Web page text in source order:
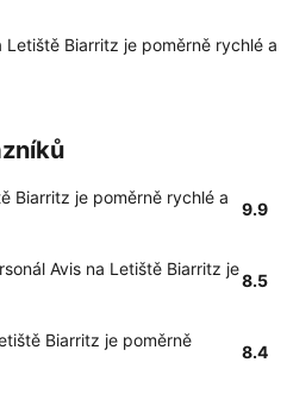
Biarritz je poměrně rychlé a
Biarritz je poměrně rychlé a
9.9
Avis na Letiště Biarritz je
8.5
Biarritz je poměrně
8.4